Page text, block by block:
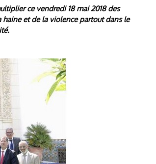
ce vendredi 18 mai 2018 des
et de la violence partout dans le